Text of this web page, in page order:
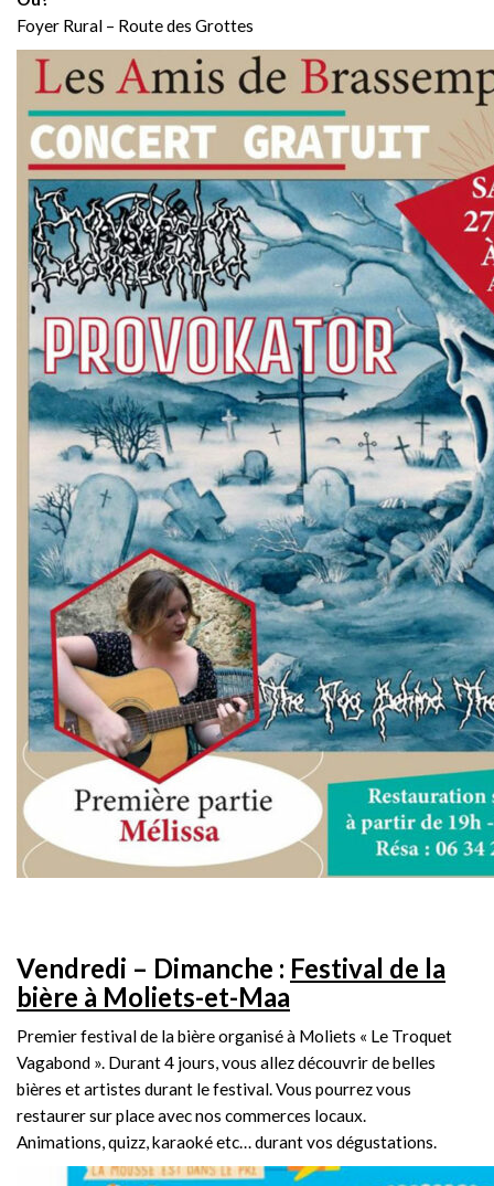
Foyer Rural – Route des Grottes
Vendredi – Dimanche : Festival de la
bière à Moliets-et-Maa
Premier festival de la bière organisé à Moliets « Le Troquet
Vagabond ». Durant 4 jours, vous allez découvrir de belles
bières et artistes durant le festival. Vous pourrez vous
restaurer sur place avec nos commerces locaux.
Animations, quizz, karaoké etc… durant vos dégustations.